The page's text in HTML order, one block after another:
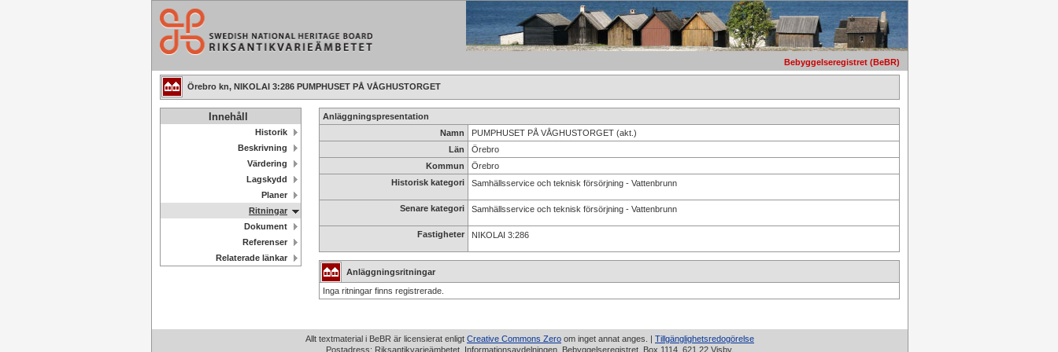
Bebyggelseregistret (BeBR)
Örebro kn, NIKOLAI 3:286 PUMPHUSET PÅ VÅGHUSTORGET
Innehåll
Historik
Beskrivning
Värdering
Lagskydd
Planer
Ritningar
Dokument
Referenser
Relaterade länkar
Anläggningspresentation
Namn
PUMPHUSET PÅ VÅGHUSTORGET (akt.)
Län
Örebro
Kommun
Örebro
Historisk kategori
Samhällsservice och teknisk försörjning - Vattenbrunn
Senare kategori Samhällsservice och teknisk försörjning - Vattenbrunn
Fastigheter NIKOLAI 3:286
Anläggningsritningar
Inga ritningar finns registrerade.
Allt textmaterial i BeBR är licensierat enligt Creative Commons Zero om inget annat anges. | Tillgänglighetsredogörelse
Postadress: Riksantikvarieämbetet, Informationsavdelningen, Bebyggelseregistret, Box 1114, 621 22 Visby.